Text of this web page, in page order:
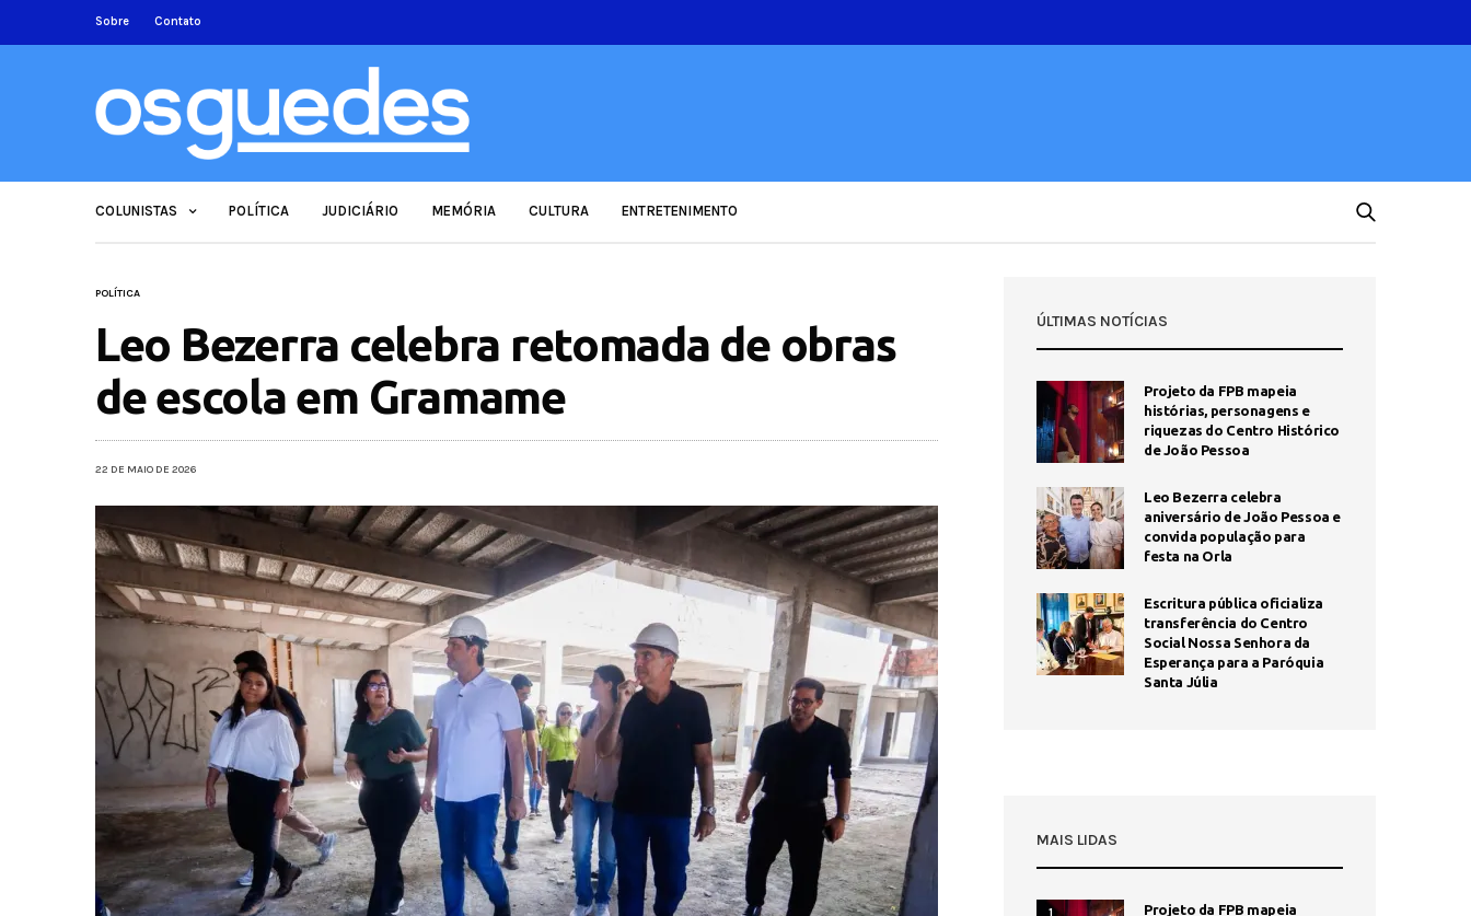
Sobre Contato
COLUNISTAS POLÍTICA JUDICIÁRIO MEMÓRIA CULTURA ENTRETENIMENTO
POLÍTICA
Leo Bezerra celebra retomada de obras
de escola em Gramame
22 DE MAIO DE 2026
ÚLTIMAS NOTÍCIAS
Projeto da FPB mapeia
histórias, personagens e
riquezas do Centro Histórico
de João Pessoa
Leo Bezerra celebra
aniversário de João Pessoa e
convida população para
festa na Orla
Escritura pública oficializa
transferência do Centro
Social Nossa Senhora da
Esperança para a Paróquia
Santa Júlia
MAIS LIDAS
1
Projeto da FPB mapeia